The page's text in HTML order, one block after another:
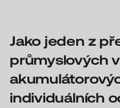
Jako jeden z
průmyslových
individuálních